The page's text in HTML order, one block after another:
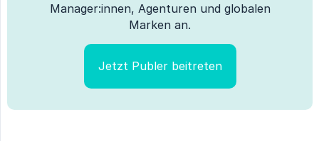
Manager:innen, Agenturen und globalen
Marken an.
Jetzt Publer beitreten